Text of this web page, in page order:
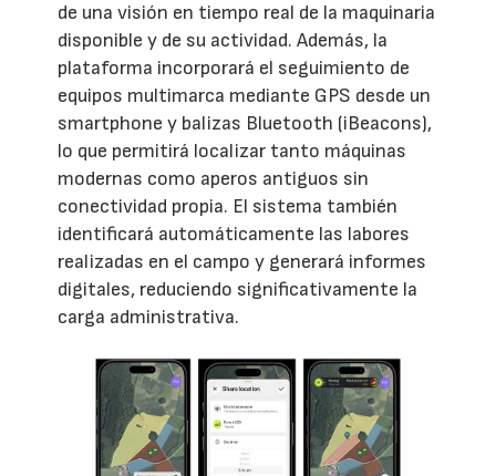
de una visión en tiempo real de la maquinaria
disponible y de su actividad. Además, la
plataforma incorporará el seguimiento de
equipos multimarca mediante GPS desde un
smartphone y balizas Bluetooth (iBeacons),
lo que permitirá localizar tanto máquinas
modernas como aperos antiguos sin
conectividad propia. El sistema también
identificará automáticamente las labores
realizadas en el campo y generará informes
digitales, reduciendo significativamente la
carga administrativa.